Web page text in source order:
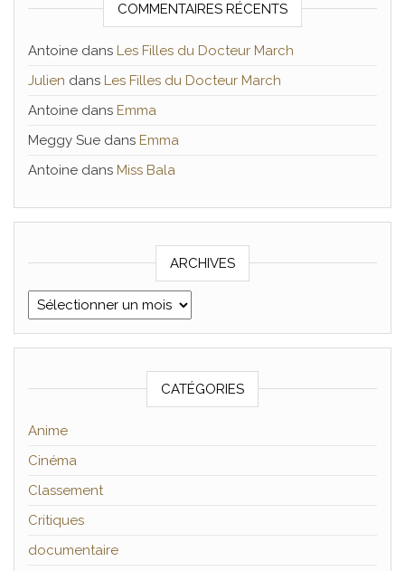
COMMENTAIRES RÉCENTS
Antoine dans Les Filles du Docteur March
Julien dans Les Filles du Docteur March
Antoine dans Emma
Meggy Sue dans Emma
Antoine dans Miss Bala
ARCHIVES
Archives
CATÉGORIES
Anime
Cinéma
Classement
Critiques
documentaire